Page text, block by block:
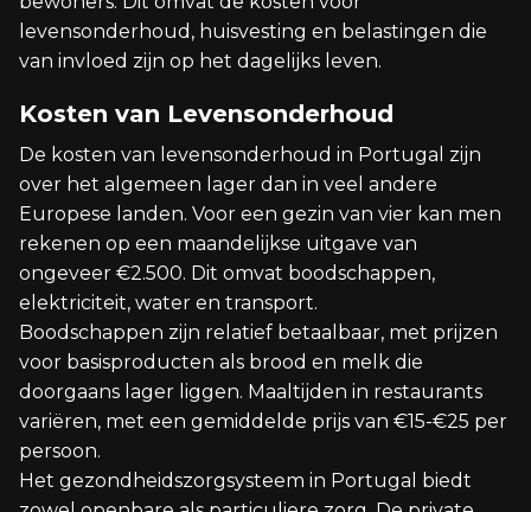
levensonderhoud, huisvesting en belastingen die
van invloed zijn op het dagelijks leven.
Kosten van Levensonderhoud
De kosten van levensonderhoud in Portugal zijn
over het algemeen lager dan in veel andere
Europese landen. Voor een gezin van vier kan men
rekenen op een maandelijkse uitgave van
ongeveer €2.500. Dit omvat boodschappen,
elektriciteit, water en transport.
Boodschappen zijn relatief betaalbaar, met prijzen
voor basisproducten als brood en melk die
doorgaans lager liggen. Maaltijden in restaurants
variëren, met een gemiddelde prijs van €15-€25 per
persoon.
Het gezondheidszorgsysteem in Portugal biedt